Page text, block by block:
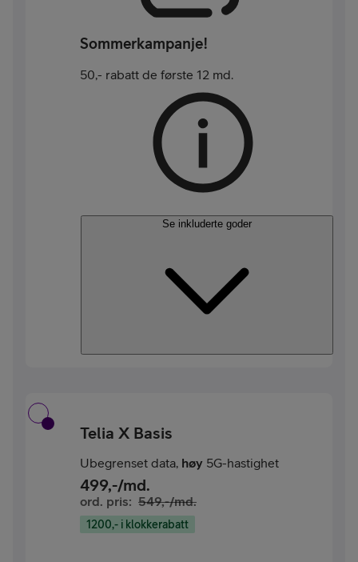
Sommerkampanje!
50,- rabatt de første 12 md.
Se inkluderte goder
Telia X Basis
Ubegrenset data, høy 5G-hastighet
499,-/md.
ord. pris: 549,-/md.
1200,- i klokkerabatt